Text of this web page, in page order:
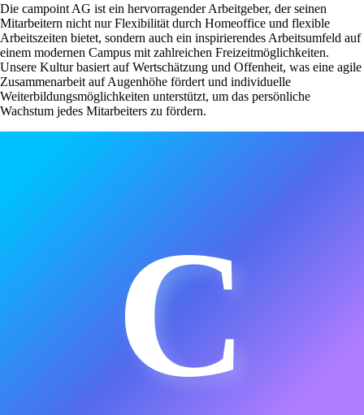
Die campoint AG ist ein hervorragender Arbeitgeber, der seinen
Mitarbeitern nicht nur Flexibilität durch Homeoffice und flexible
Arbeitszeiten bietet, sondern auch ein inspirierendes Arbeitsumfeld auf
einem modernen Campus mit zahlreichen Freizeitmöglichkeiten.
Unsere Kultur basiert auf Wertschätzung und Offenheit, was eine agile
Zusammenarbeit auf Augenhöhe fördert und individuelle
Weiterbildungsmöglichkeiten unterstützt, um das persönliche
Wachstum jedes Mitarbeiters zu fördern.
C